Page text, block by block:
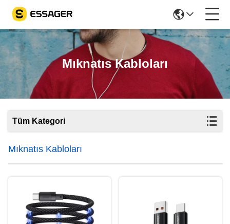
Mıknatıs Kabloları
Tüm Kategori
Mıknatıs Kabloları